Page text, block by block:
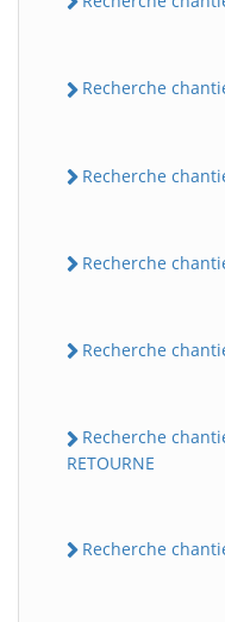
Recherche
Recherche
Recherche
Recherche
Recherche
RETOURNE
Recherche